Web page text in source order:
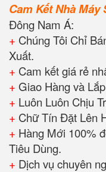
Cam Kết Nhà
Đông Nam Á:
+ Chúng Tôi Chỉ
Xuất.
+ Cam kết giá rẻ
+ Giao Hàng và
+ Luôn Luôn Chịu
+ Chữ Tín Đặt Lên
+ Hàng Mới 100%
Tiêu Dùng.
+ Dịch vụ chuyên